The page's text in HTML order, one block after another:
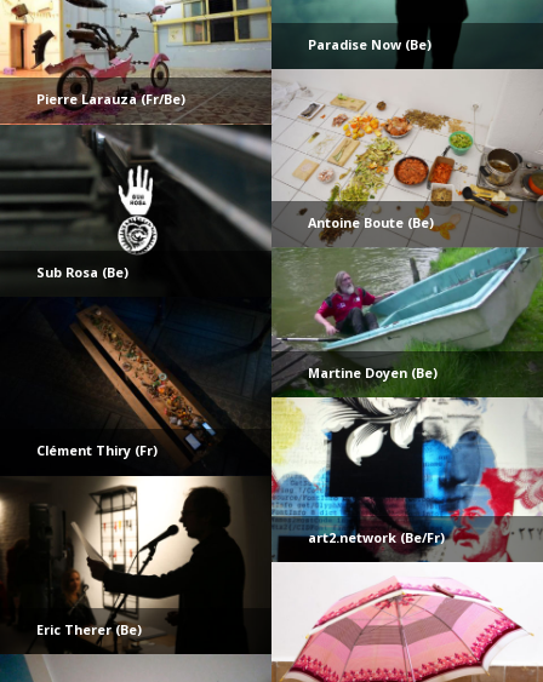
Paradise Now (Be)
Pierre Larauza (Fr/Be)
Antoine Boute (Be)
Sub Rosa (Be)
Martine Doyen (Be)
Clément Thiry (Fr)
art2.network (Be/Fr)
Eric Therer (Be)